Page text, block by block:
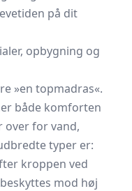
på dit
opbygning og
»en topmadras«.
både komforten
over for vand,
typer er:
kroppen ved
mod høj